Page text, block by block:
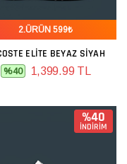
2.ÜRÜN 599₺
ELITE BEYAZ SIYAH
%40 1,399.99 TL
%40
İNDİRİM